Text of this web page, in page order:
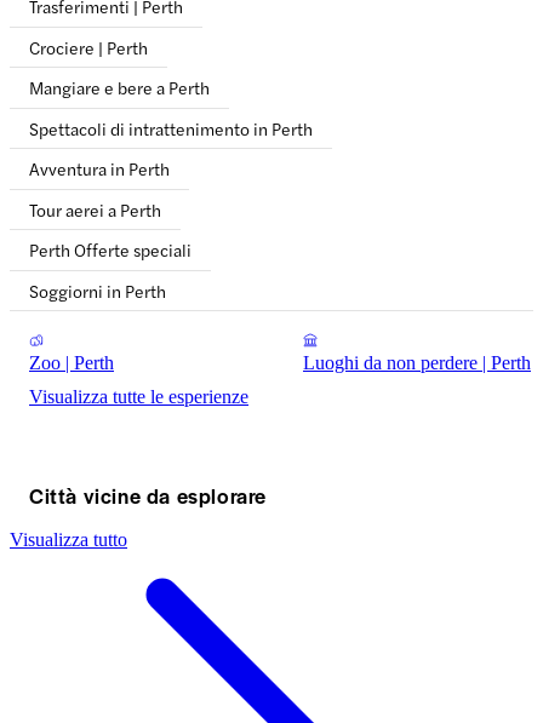
Trasferimenti | Perth
Crociere | Perth
Mangiare e bere a Perth
Spettacoli di intrattenimento in Perth
Avventura in Perth
Tour aerei a Perth
Perth Offerte speciali
Soggiorni in Perth
Zoo | Perth
Luoghi da non perdere | Perth
Visualizza tutte le esperienze
Città vicine da esplorare
Visualizza tutto